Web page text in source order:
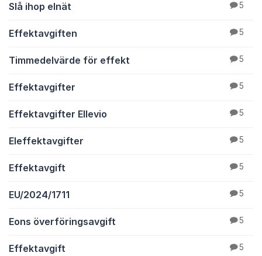
Slå ihop elnät 5
Effektavgiften 5
Timmedelvärde för effekt 5
Effektavgifter 5
Effektavgifter Ellevio 5
Eleffektavgifter 5
Effektavgift 5
EU/2024/1711 5
Eons överföringsavgift 5
Effektavgift 5